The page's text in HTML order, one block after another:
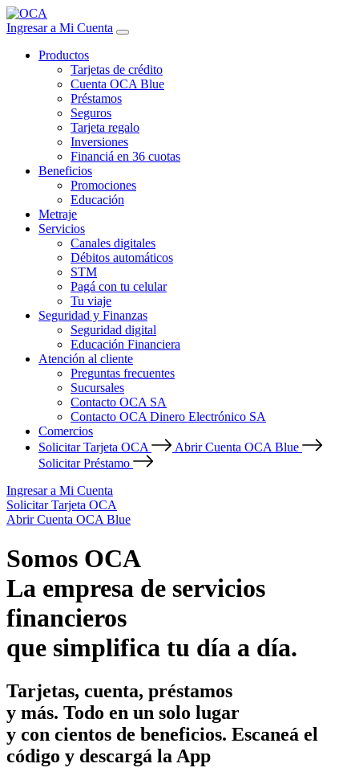
Ingresar a Mi Cuenta
Productos
Tarjetas de crédito
Cuenta OCA Blue
Préstamos
Seguros
Tarjeta regalo
Inversiones
Financiá en 36 cuotas
Beneficios
Promociones
Educación
Metraje
Servicios
Canales digitales
Débitos automáticos
STM
Pagá con tu celular
Tu viaje
Seguridad y Finanzas
Seguridad digital
Educación Financiera
Atención al cliente
Preguntas frecuentes
Sucursales
Contacto OCA SA
Contacto OCA Dinero Electrónico SA
Comercios
Solicitar Tarjeta OCA
Abrir Cuenta OCA Blue
Solicitar Préstamo
Ingresar a Mi Cuenta
Solicitar Tarjeta OCA
Abrir Cuenta OCA Blue
Somos OCA
La empresa de servicios
financieros
que simplifica tu día a día.
Tarjetas, cuenta, préstamos
y más. Todo en un solo lugar
y con cientos de beneficios. Escaneá el
código y descargá la App